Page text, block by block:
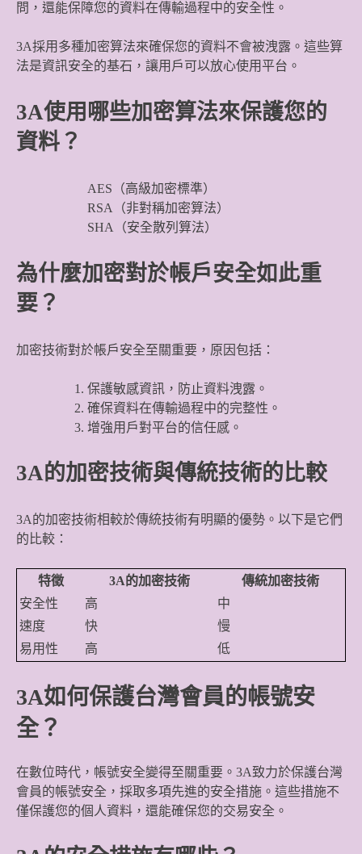
問，還能保障您的資料在傳輸過程中的安全性。
3A採用多種加密算法來確保您的資料不會被洩露。這些算
法是資訊安全的基石，讓用戶可以放心使用平台。
3A使用哪些加密算法來保護您的
資料？
AES（高級加密標準）
RSA（非對稱加密算法）
SHA（安全散列算法）
為什麼加密對於帳戶安全如此重
要？
加密技術對於帳戶安全至關重要，原因包括：
保護敏感資訊，防止資料洩露。
確保資料在傳輸過程中的完整性。
增強用戶對平台的信任感。
3A的加密技術與傳統技術的比較
3A的加密技術相較於傳統技術有明顯的優勢。以下是它們
的比較：
特徵 3A的加密技術
傳統加密技術
安全性
高
中
速度
快
慢
易用性
高 低
3A如何保護台灣會員的帳號安
全？
在數位時代，帳號安全變得至關重要。3A致力於保護台灣
會員的帳號安全，採取多項先進的安全措施。這些措施不
僅保護您的個人資料，還能確保您的交易安全。